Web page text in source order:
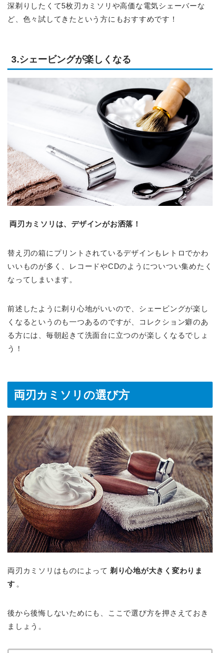
深剃りしたくて5枚刃カミソリや高価な電気シェーバーな
ど、色々試してきたという方にもおすすめです！
3.シェービングが楽しくなる
両刃カミソリは、デザインがお洒落！
替え刃の箱にプリントされているデザインもレトロでかわ
いいものが多く、レコードやCDのようについつい集めたく
なってしまいます。
前述したように剃り心地がいいので、シェービングが楽し
くなるというのも一つあるのですが、コレクション癖のあ
る方には、毎朝起きて洗面台に立つのが楽しくなるでしょ
う！
両刃カミソリの選び方
両刃カミソリはものによって 剃り心地が大きく変わりま
す 。
後から後悔しないためにも、ここで選び方を押さえておき
ましょう。